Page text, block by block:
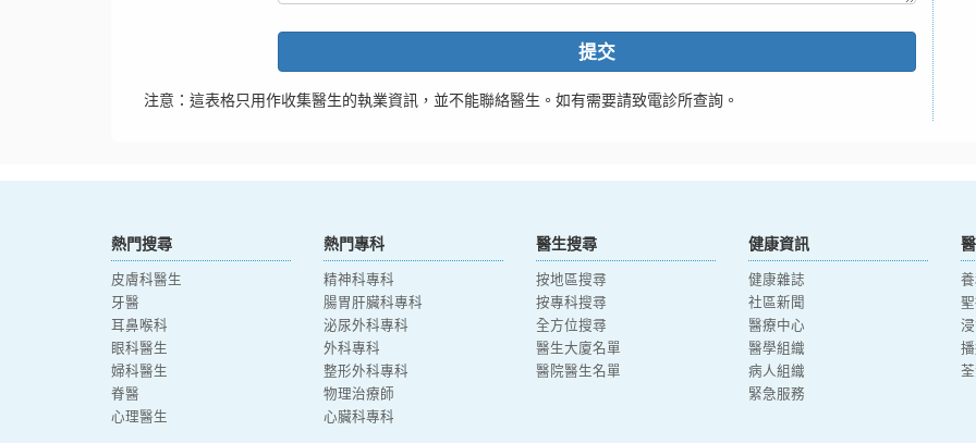
提交
注意：這表格只用作收集醫生的執業資訊，並不能聯絡醫生。如有需要請致電診所查詢。
熱門搜尋
皮膚科醫生
牙醫
耳鼻喉科
眼科醫生
婦科醫生
脊醫
心理醫生
熱門專科
精神科專科
腸胃肝臟科專科
泌尿外科專科
外科專科
整形外科專科
物理治療師
心臟科專科
醫生搜尋
按地區搜尋
按專科搜尋
全方位搜尋
醫生大廈名單
醫院醫生名單
健康資訊
健康雜誌
社區新聞
醫療中心
醫學組織
病人組織
緊急服務